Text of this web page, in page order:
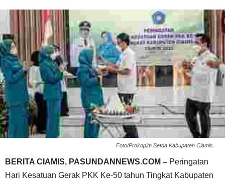
Foto/Prokopim Setda Kabupaten Ciamis.
BERITA CIAMIS, PASUNDANNEWS.COM – Peringatan
Hari Kesatuan Gerak PKK Ke-50 tahun Tingkat Kabupaten